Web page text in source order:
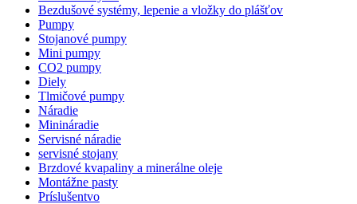
Bezdušové systémy, lepenie a vložky do plášťov
Pumpy
Stojanové pumpy
Mini pumpy
CO2 pumpy
Diely
Tlmičové pumpy
Náradie
Minináradie
Servisné náradie
servisné stojany
Brzdové kvapaliny a minerálne oleje
Montážne pasty
Príslušentvo